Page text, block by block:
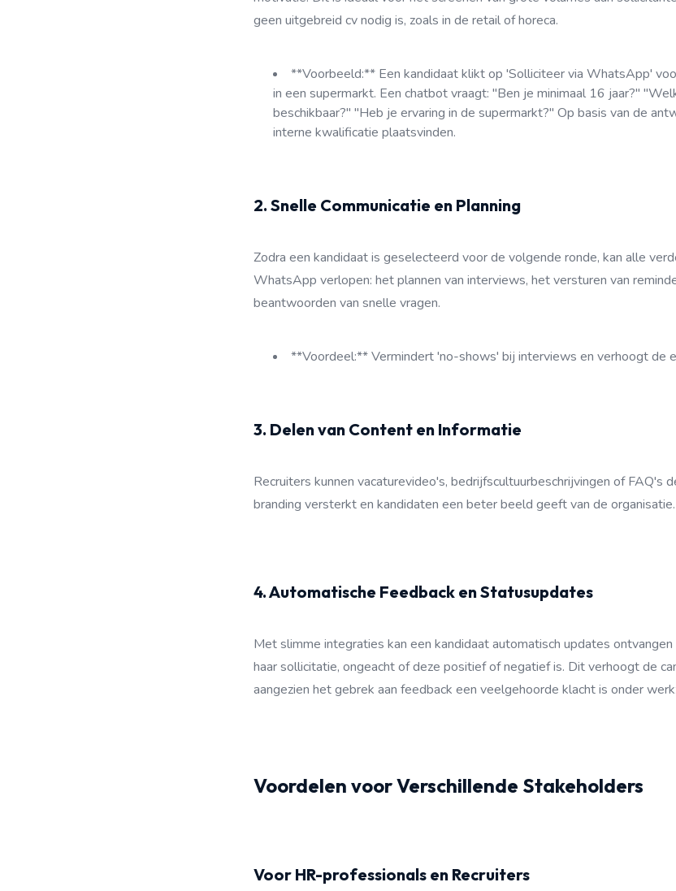
geen uitgebreid cv nodig is, zoals in de retail of horeca.
**Voorbeeld:** Een kandidaat klikt op 'Solliciteer via WhatsApp'
in een supermarkt. Een chatbot vraagt: "Ben je minimaal 16 jaar?"
beschikbaar?" "Heb je ervaring in de supermarkt?" Op basis van de
interne kwalificatie plaatsvinden.
2. Snelle Communicatie en Planning
Zodra een kandidaat is geselecteerd voor de volgende ronde, kan alle
WhatsApp verlopen: het plannen van interviews, het versturen van
beantwoorden van snelle vragen.
**Voordeel:** Vermindert 'no-shows' bij interviews en verhoogt de
3. Delen van Content en Informatie
Recruiters kunnen vacaturevideo's, bedrijfscultuurbeschrijvingen of FAQ's
branding versterkt en kandidaten een beter beeld geeft van de organisatie.
4. Automatische Feedback en Statusupdates
Met slimme integraties kan een kandidaat automatisch updates
haar sollicitatie, ongeacht of deze positief of negatief is. Dit verhoogt de
aangezien het gebrek aan feedback een veelgehoorde klacht is onder
Voordelen voor Verschillende Stakeholders
Voor HR-professionals en Recruiters